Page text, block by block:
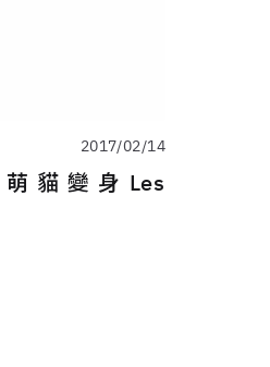
2017/02/14
貓變身Les